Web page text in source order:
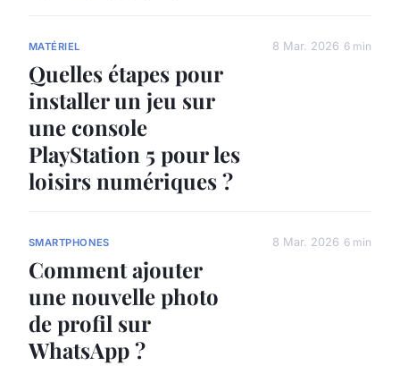
MATÉRIEL
Quelles étapes pour
installer un jeu sur
une console
PlayStation 5 pour les
loisirs numériques ?
8 Mar. 2026 6 min
SMARTPHONES
Comment ajouter
une nouvelle photo
de profil sur
WhatsApp ?
8 Mar. 2026 6 min